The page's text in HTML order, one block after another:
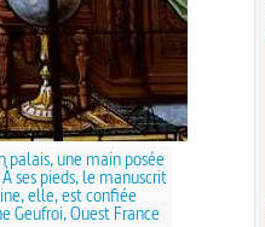
palais, une main posée
ses pieds, le manuscrit
elle, est confiée
Ouest France